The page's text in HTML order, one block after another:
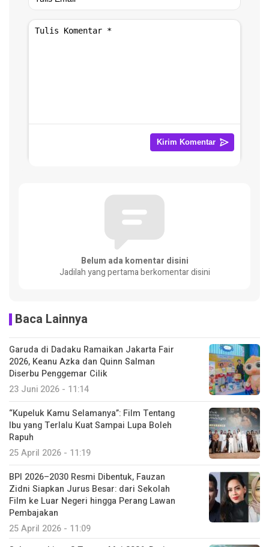
Belum ada komentar disini
Jadilah yang pertama berkomentar disini
Baca Lainnya
Garuda di Dadaku Ramaikan Jakarta Fair
2026, Keanu Azka dan Quinn Salman
Diserbu Penggemar Cilik
23 Juni 2026 - 11:14
“Kupeluk Kamu Selamanya”: Film Tentang
Ibu yang Terlalu Kuat Sampai Lupa Boleh
Rapuh
25 April 2026 - 11:19
BPI 2026–2030 Resmi Dibentuk, Fauzan
Zidni Siapkan Jurus Besar: dari Sekolah
Film ke Luar Negeri hingga Perang Lawan
Pembajakan
25 April 2026 - 11:09